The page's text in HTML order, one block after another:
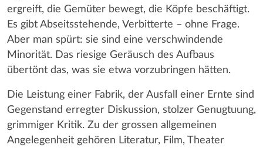
ergreift, die Gemüter bewegt, die Köpfe beschäftigt.
Es gibt Abseitsstehende, Verbitterte – ohne Frage.
Aber man spürt: sie sind eine verschwindende
Minorität. Das riesige Geräusch des Aufbaus
übertönt das, was sie etwa vorzubringen hätten.
Die Leistung einer Fabrik, der Ausfall einer Ernte sind
Gegenstand erregter Diskussion, stolzer Genugtuung,
grimmiger Kritik. Zu der grossen allgemeinen
Angelegenheit gehören Literatur, Film, Theater